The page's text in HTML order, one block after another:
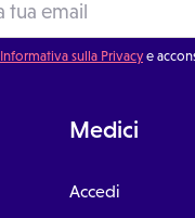
Informativa sulla Privacye
Medici
Accedi